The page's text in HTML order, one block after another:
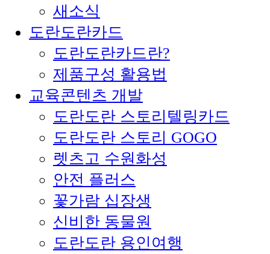
새소식
도란도란카드
도란도란카드란?
제품구성 활용법
교육콘텐츠 개발
도란도란 스토리텔링카드
도란도란 스토리 GOGO
렛츠고 수원화성
안전 플러스
꽃가람 십장생
신비한 동물원
도란도란 용인여행